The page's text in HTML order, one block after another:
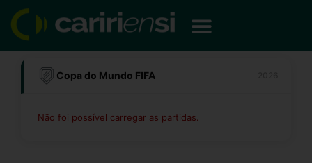
para
conteúdo
Copa do Mundo FIFA
Não foi possível carregar as partidas.